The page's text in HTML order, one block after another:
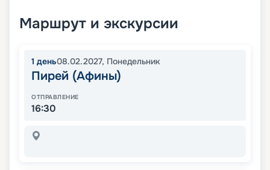
Маршрут и экскурсии
1 день08.02.2027, Понедельник
Пирей (Афины)
ОТПРАВЛЕНИЕ
16:30